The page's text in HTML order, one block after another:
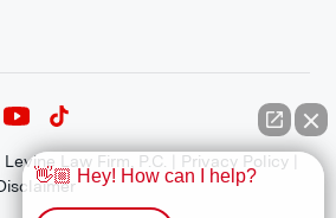
Law Firm, P.C. | Privacy Policy
👋🏼 Hey! How can I help?